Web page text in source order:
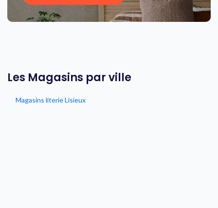
Les Magasins par ville
Magasins literie Lisieux